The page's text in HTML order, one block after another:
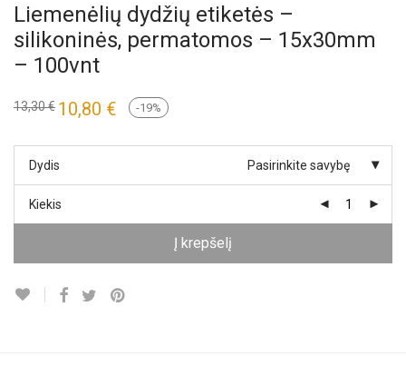
Liemenėlių dydžių etiketės –
silikoninės, permatomos – 15x30mm
– 100vnt
13,30€ 10,80 € -19%
Dydis Pasirinkite savybę
Kiekis
Į krepšelį